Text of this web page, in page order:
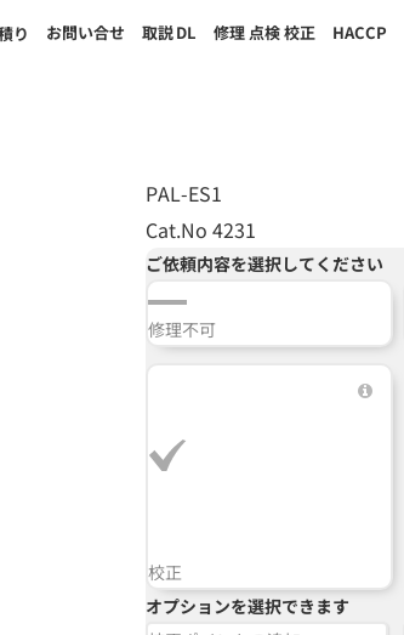
り お問い合せ 取説DL 修理 点検 校正 HACCP
PAL-ES1
Cat.No 4231
ご依頼内容を選択してください
修理不可
校正
オプションを選択できます